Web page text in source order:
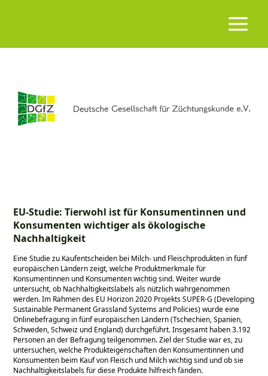
EU-Studie: Tierwohl ist für Konsumentinnen und
Konsumenten wichtiger als ökologische
Nachhaltigkeit
Eine Studie zu Kaufentscheiden bei Milch- und Fleischprodukten in fünf
europäischen Ländern zeigt, welche Produktmerkmale für
Konsumentinnen und Konsumenten wichtig sind. Weiter wurde
untersucht, ob Nachhaltigkeitslabels als nützlich wahrgenommen
werden. Im Rahmen des EU Horizon 2020 Projekts SUPER-G (Developing
Sustainable Permanent Grassland Systems and Policies) wurde eine
Onlinebefragung in fünf europäischen Ländern (Tschechien, Spanien,
Schweden, Schweiz und England) durchgeführt. Insgesamt haben 3.192
Personen an der Befragung teilgenommen. Ziel der Studie war es, zu
untersuchen, welche Produkteigenschaften den Konsumentinnen und
Konsumenten beim Kauf von Fleisch und Milch wichtig sind und ob sie
Nachhaltigkeitslabels für diese Produkte hilfreich fänden.